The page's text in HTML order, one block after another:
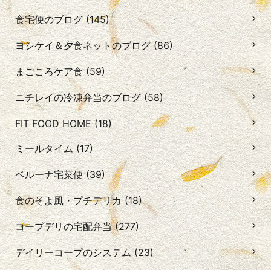
食宅便のブログ (145)
ヨシケイ＆夕食ネットのブログ (86)
まごころケア食 (59)
ニチレイの冷凍弁当のブログ (58)
FIT FOOD HOME (18)
ミールタイム (17)
ベルーナ宅菜便 (39)
食のそよ風・プチデリカ (18)
コープデリの宅配弁当 (277)
デイリーコープのシステム (23)